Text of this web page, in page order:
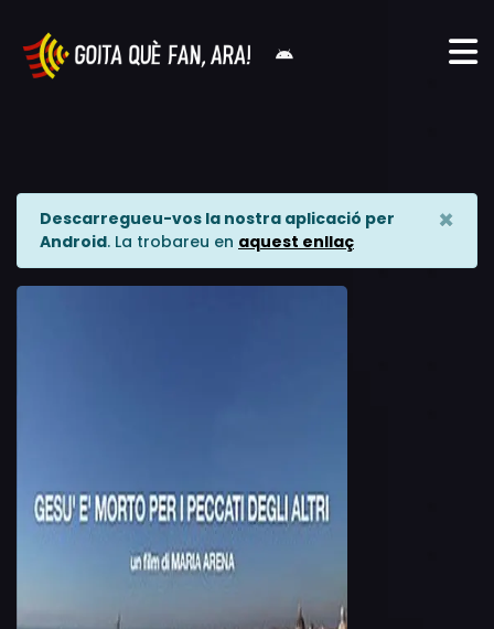
Descarregueu-vos la nostra aplicació per
Android. La trobareu en aquest enllaç
×